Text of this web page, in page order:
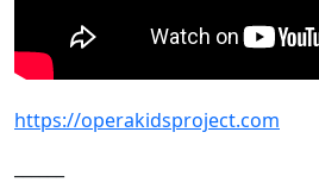
https://operakidsproject.com